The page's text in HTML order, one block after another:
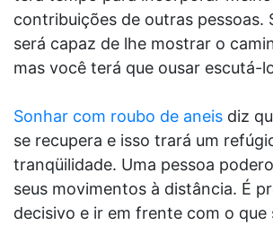
contribuições de outras pessoas.
será capaz de lhe mostrar o
mas você terá que ousar escutá-
Sonhar com roubo de aneis diz
se recupera e isso trará um
tranqüilidade. Uma pessoa
seus movimentos à distância. É
decisivo e ir em frente com o que